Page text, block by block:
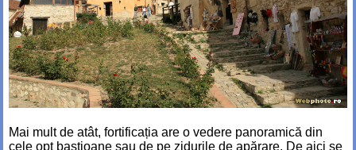
Mai mult de atât, fortificația are o vedere panoramică din
cele opt bastioane sau de pe zidurile de apărare. De aici se